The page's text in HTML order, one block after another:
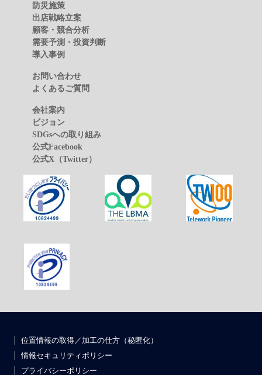
防災施策
出店戦略立案
顧客・競合分析
需要予測・投資判断
導入事例
お問い合わせ
よくあるご質問
会社案内
ビジョン
SDGsへの取り組み
公式Facebook
公式X（Twitter）
位置情報の取得／加工の仕方（秘匿化）
情報セキュリティポリシー
プライバシーポリシー